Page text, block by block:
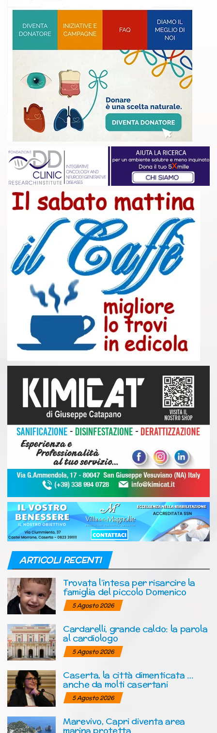
ARTICOLI RECENTI
Trovata l’intesa per risarcire la
famiglia del piccolo Domenico
5 Agosto 2026
Cardarelli, grande caldo: la parola
al cardiologo
5 Agosto 2026
Caserta, la città dimenticata …
anche da molti casertani
5 Agosto 2026
Marevivo, Capri diventa area
marina protetta